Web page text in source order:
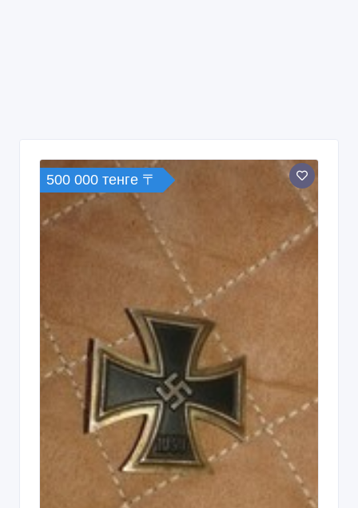
продам крест немецкий
06/07/2015 17:26
Жетоны, медали, значки
Казахстан, Степногорск